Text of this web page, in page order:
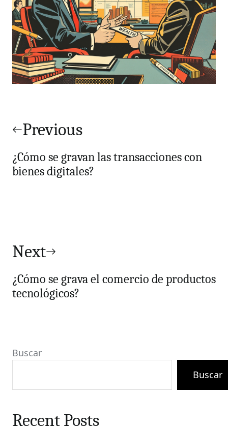
de
entradas
Previous
¿Cómo se gravan las transacciones con
bienes digitales?
Next
¿Cómo se grava el comercio de productos
tecnológicos?
Buscar
Buscar
Recent Posts